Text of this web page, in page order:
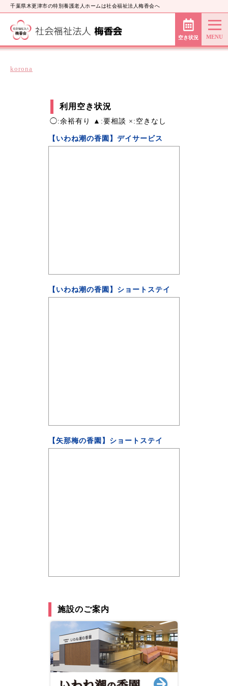
千葉県木更津市の特別養護老人ホームは社会福祉法人梅香会へ
空き状況
利用空き状況
◯:余裕有り ▲:要相談 ×:空きなし
【いわね潮の香園】デイサービス
【いわね潮の香園】ショートステイ
【矢那梅の香園】ショートステイ
施設のご案内
korona